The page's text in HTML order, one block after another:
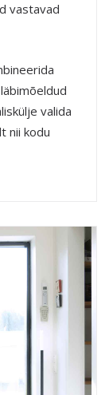
vastavad
valida
nii kodu